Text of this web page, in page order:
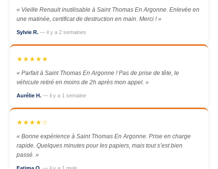
« Vieille Renault inutilisable à Saint Thomas En Argonne. Enlevée en
une matinée, certificat de destruction en main. Merci ! »
Sylvie R. — il y a 2 semaines
★★★★★
« Parfait à Saint Thomas En Argonne ! Pas de prise de tête, le
véhicule retiré en moins de 2h après mon appel. »
Aurélie H. — il y a 1 semaine
★★★★☆
« Bonne expérience à Saint Thomas En Argonne. Prise en charge
rapide. Quelques minutes pour les papiers, mais tout s’est bien
passé. »